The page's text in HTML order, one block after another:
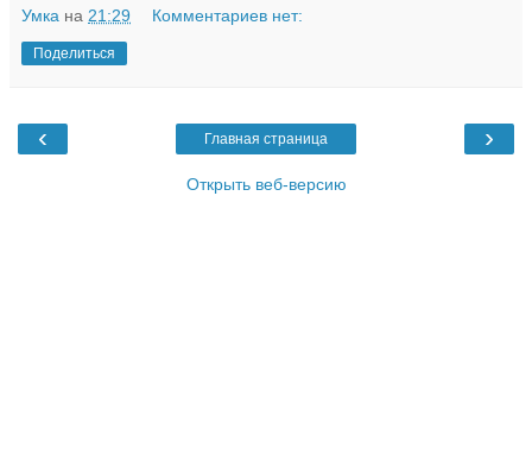
Умка на 21:29 Комментариев нет:
Поделиться
‹ ›
Главная страница
Открыть веб-версию